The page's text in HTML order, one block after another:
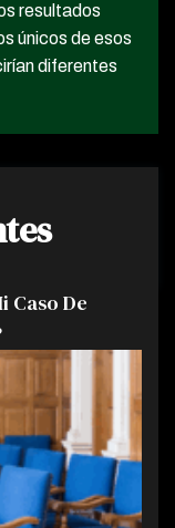
resultados
únicos de esos
diferentes
Caso De